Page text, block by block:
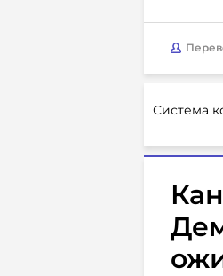
Система